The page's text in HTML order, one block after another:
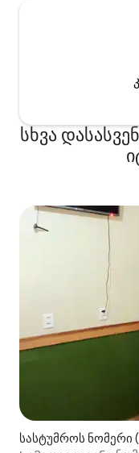
სხვა
სასტუმროს ნომერი